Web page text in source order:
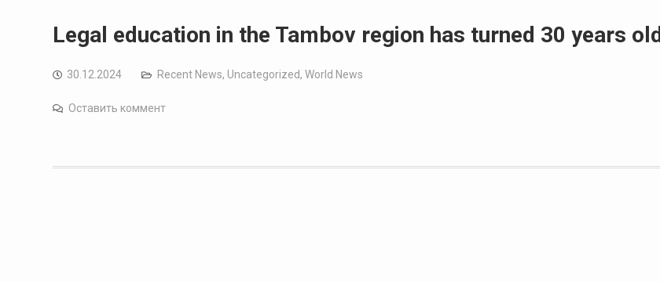
Legal education in the Tambov region has turned 30 years old
30.12.2024 Recent News, Uncategorized, World News
Оставить коммент